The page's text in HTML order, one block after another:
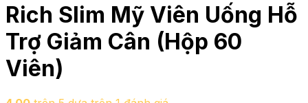
Rich Slim Mỹ Viên Uống Hỗ
Trợ Giảm Cân (Hộp 60
Viên)